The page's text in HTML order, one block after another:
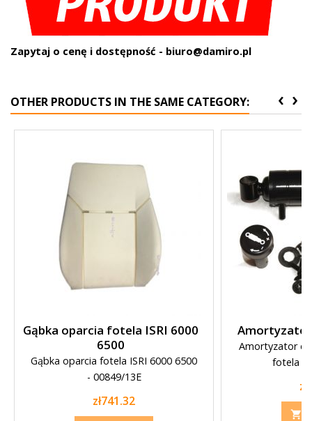
Zapytaj o cenę i dostępność - biuro@damiro.pl
OTHER PRODUCTS IN THE SAME CATEGORY: ‹ ›
Gąbka oparcia fotela ISRI 6000
6500
Gąbka oparcia fotela ISRI 6000 6500
- 00849/13E
Price
zł741.32
Amortyzator
Amortyzator
fotela
